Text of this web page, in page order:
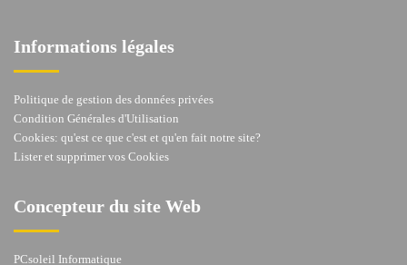
Informations légales
Politique de gestion des données privées
Condition Générales d'Utilisation
Cookies: qu'est ce que c'est et qu'en fait notre site?
Lister et supprimer vos Cookies
Concepteur du site Web
PCsoleil Informatique